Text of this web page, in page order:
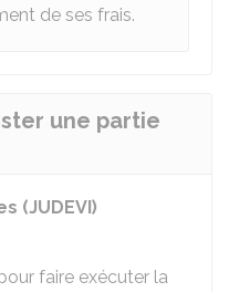
de ses frais.
une partie
(JUDEVI)
faire exécuter la